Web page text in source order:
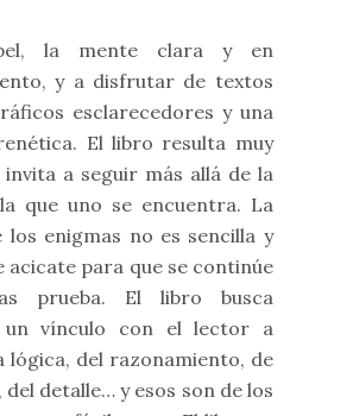
la mente clara y en
y a disfrutar de textos
esclarecedores y una
El libro resulta muy
a seguir más allá de la
que uno se encuentra. La
los enigmas no es sencilla y
acicate para que se continúe
prueba. El libro busca
un vínculo con el lector a
lógica, del razonamiento, de
detalle… y esos son de los